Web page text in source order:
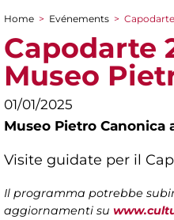
You are here
Home > Evénements >
Capodarte
Museo
01/01/2025
Museo Pietro Canonica
Visite guidate per il
Il programma potrebbe
aggiornamenti su